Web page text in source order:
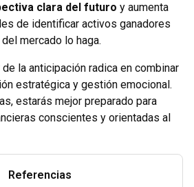
clara del futuro y aumenta
de identificar activos ganadores
mercado lo haga.
la anticipación radica en combinar
estratégica y gestión emocional.
estarás mejor preparado para
conscientes y orientadas al
Referencias